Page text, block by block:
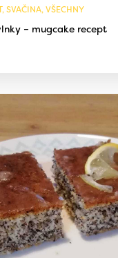
SVAČINA, VŠECHNY
– mugcake recept